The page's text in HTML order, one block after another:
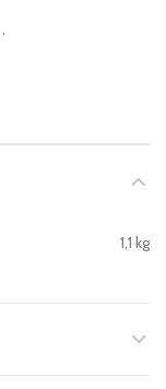
,
1,1 kg